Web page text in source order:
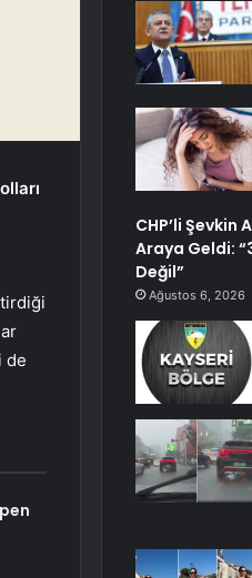
de
CHP’li Şevkin
Araya Geldi:
Değil”
Ağustos 6, 2026